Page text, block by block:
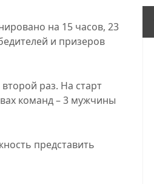
на 15 часов, 23
и призеров
раз. На старт
команд – 3 мужчины
представить